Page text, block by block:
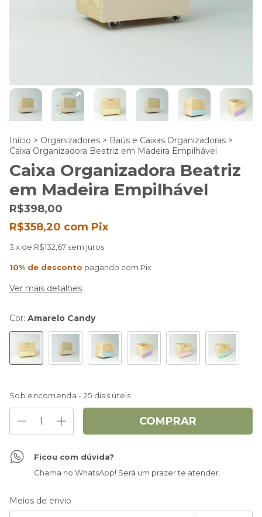
Início > Organizadores > Baús e Caixas Organizadoras >
Caixa Organizadora Beatriz em Madeira Empilhável
Caixa Organizadora Beatriz
em Madeira Empilhável
R$398,00
R$358,20 com Pix
3 x de R$132,67 sem juros
10% de desconto pagando com Pix
Ver mais detalhes
Cor: Amarelo Candy
Sob encomenda - 25 dias úteis
Ficou com dúvida?
Chama no WhatsApp! Será um prazer te atender.
Entregas para o CEP:
Meios de envio